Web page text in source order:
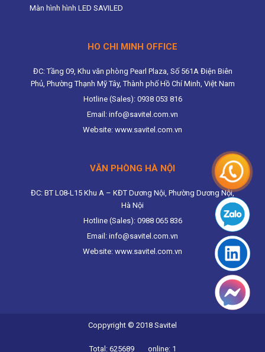
Màn hình hình LED SAVILED
HO CHI MINH OFFICE
ĐC: Tầng 09, Khu văn phòng Pearl Plaza, Số 561A Điện Biên
Phủ, Phường Thạnh Mỹ Tây, Thành phố Hồ Chí Minh, Việt Nam
Hotline (Sales): 0938 053 816
Email: info@savitel.com.vn
Website: www.savitel.com.vn
VĂN PHÒNG HÀ NỘI
ĐC: BT L08-L15 Khu A – KĐT Dương Nội, Phường Dương Nội,
Hà Nội
Hotline (Sales): 0988 065 836
Email: info@savitel.com.vn
Website: www.savitel.com.vn
Coppyright © 2018 Savitel
Total: 625689 online: 1